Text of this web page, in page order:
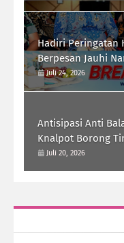
Hadiri Peringatan
Berpesan Jauhi
Juli 24, 2026
Antisipasi Anti
Knalpot Borong
Laksanakan Patroli
Juli 20, 2026